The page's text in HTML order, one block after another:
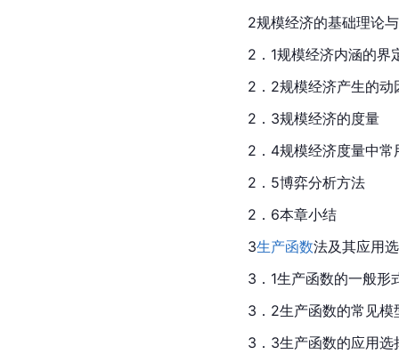
2规模经济的基础理论
2．1规模经济内涵的界
2．2规模经济产生的动
2．3规模经济的度量
2．4规模经济度量中常
2．5博弈分析方法
2．6本章小结
3生产函数法及其应用
3．1生产函数的一般形
3．2生产函数的常见模
3．3生产函数的应用选